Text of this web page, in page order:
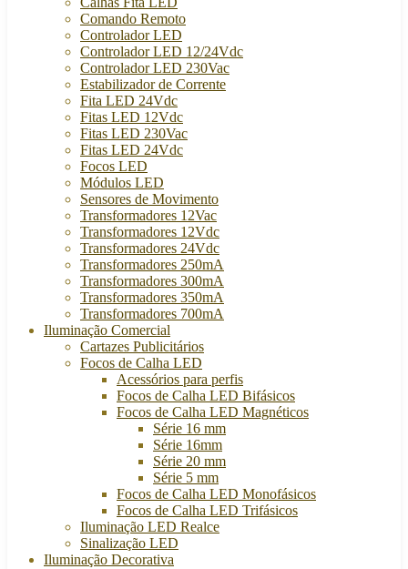
Comando Remoto
Controlador LED
Controlador LED 12/24Vdc
Controlador LED 230Vac
Estabilizador de Corrente
Fita LED 24Vdc
Fitas LED 12Vdc
Fitas LED 230Vac
Fitas LED 24Vdc
Focos LED
Módulos LED
Sensores de Movimento
Transformadores 12Vac
Transformadores 12Vdc
Transformadores 24Vdc
Transformadores 250mA
Transformadores 300mA
Transformadores 350mA
Transformadores 700mA
Iluminação Comercial
Cartazes Publicitários
Focos de Calha LED
Acessórios para perfis
Focos de Calha LED Bifásicos
Focos de Calha LED Magnéticos
Série 16 mm
Série 16mm
Série 20 mm
Série 5 mm
Focos de Calha LED Monofásicos
Focos de Calha LED Trifásicos
Iluminação LED Realce
Sinalização LED
Iluminação Decorativa